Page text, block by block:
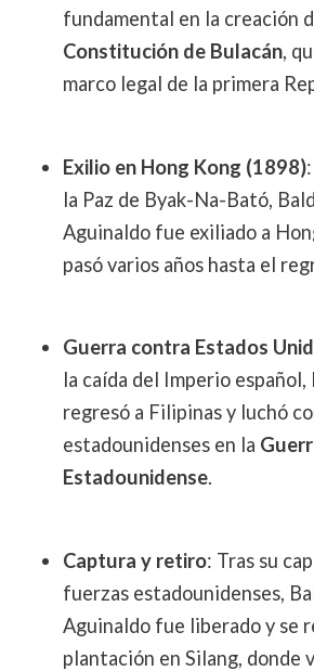
fundamental en la creación
Constitución de Bulacán,
marco legal de la primera
Exilio en Hong Kong (1898)
la Paz de Byak-Na-Bató,
Aguinaldo fue exiliado a
pasó varios años hasta el
Guerra contra Estados
la caída del Imperio español,
regresó a Filipinas y luchó
estadounidenses en la
Estadounidense.
Captura y retiro: Tras su
fuerzas estadounidenses,
Aguinaldo fue liberado y se
plantación en Silang, donde